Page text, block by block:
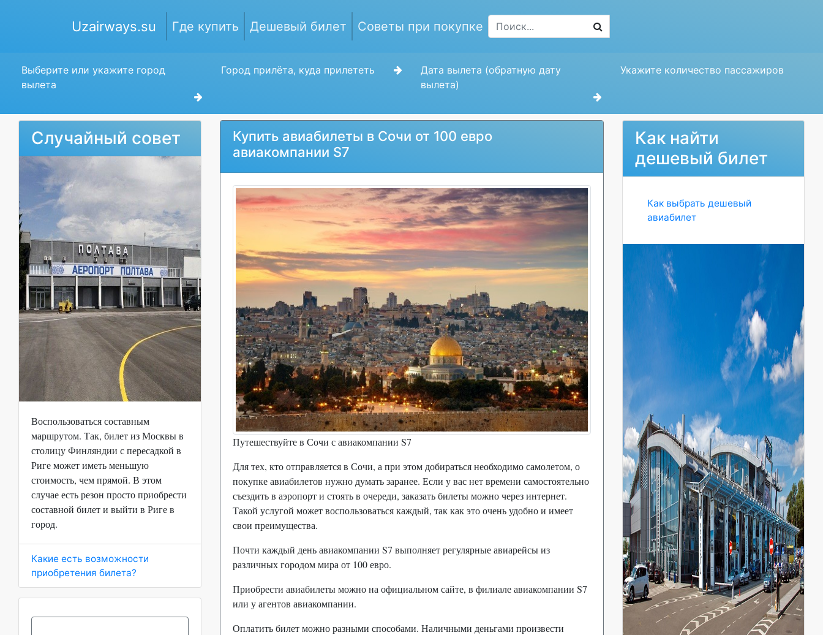
Uzairways.su Где купить Дешевый билет Советы при покупке
Выберите или укажите город
вылета
Город прилёта, куда прилететь
Дата вылета (обратную дату
вылета)
Укажите количество пассажиров
Случайный совет
Воспользоваться составным
маршрутом. Так, билет из Москвы в
столицу Финляндии с пересадкой в
Риге может иметь меньшую
стоимость, чем прямой. В этом
случае есть резон просто приобрести
составной билет и выйти в Риге в
город.
Какие есть возможности
приобретения билета?
Купить авиабилеты в Сочи от 100 евро
авиакомпании S7
Путешествуйте в Сочи с авиакомпании S7
Для тех, кто отправляется в Сочи, а при этом добираться необходимо самолетом, о
покупке авиабилетов нужно думать заранее. Если у вас нет времени самостоятельно
съездить в аэропорт и стоять в очереди, заказать билеты можно через интернет.
Такой услугой может воспользоваться каждый, так как это очень удобно и имеет
свои преимущества.
Почти каждый день авиакомпании S7 выполняет регулярные авиарейсы из
различных городом мира от 100 евро.
Приобрести авиабилеты можно на официальном сайте, в филиале авиакомпании S7
или у агентов авиакомпании.
Оплатить билет можно разными способами. Наличными деньгами произвести
Как найти
дешевый билет
Как выбрать дешевый
авиабилет